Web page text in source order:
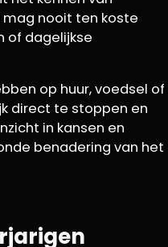
mag nooit ten koste
of dagelijkse
op huur, voedsel of
direct te stoppen en
in kansen en
benadering van het